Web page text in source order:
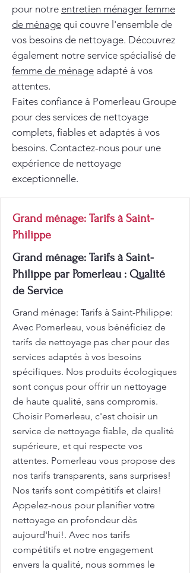
pour notre entretien ménager femme
de ménage qui couvre l'ensemble de
vos besoins de nettoyage. Découvrez
également notre service spécialisé de
femme de ménage adapté à vos
attentes.
Faites confiance à Pomerleau Groupe
pour des services de nettoyage
complets, fiables et adaptés à vos
besoins. Contactez-nous pour une
expérience de nettoyage
exceptionnelle.
Grand ménage: Tarifs à Saint-
Philippe
Grand ménage: Tarifs à Saint-
Philippe par Pomerleau : Qualité
de Service
Grand ménage: Tarifs à Saint-Philippe:
Avec Pomerleau, vous bénéficiez de
tarifs de nettoyage pas cher pour des
services adaptés à vos besoins
spécifiques. Nos produits écologiques
sont conçus pour offrir un nettoyage
de haute qualité, sans compromis.
Choisir Pomerleau, c'est choisir un
service de nettoyage fiable, de qualité
supérieure, et qui respecte vos
attentes. Pomerleau vous propose des
nos tarifs transparents, sans surprises!
Nos tarifs sont compétitifs et clairs!
Appelez-nous pour planifier votre
nettoyage en profondeur dès
aujourd'hui!. Avec nos tarifs
compétitifs et notre engagement
envers la qualité, nous sommes le